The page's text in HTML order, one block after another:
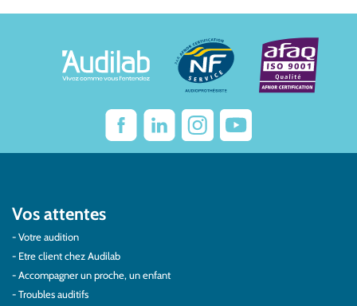
Vos attentes
Votre audition
Etre client chez Audilab
Accompagner un proche, un enfant
Troubles auditifs